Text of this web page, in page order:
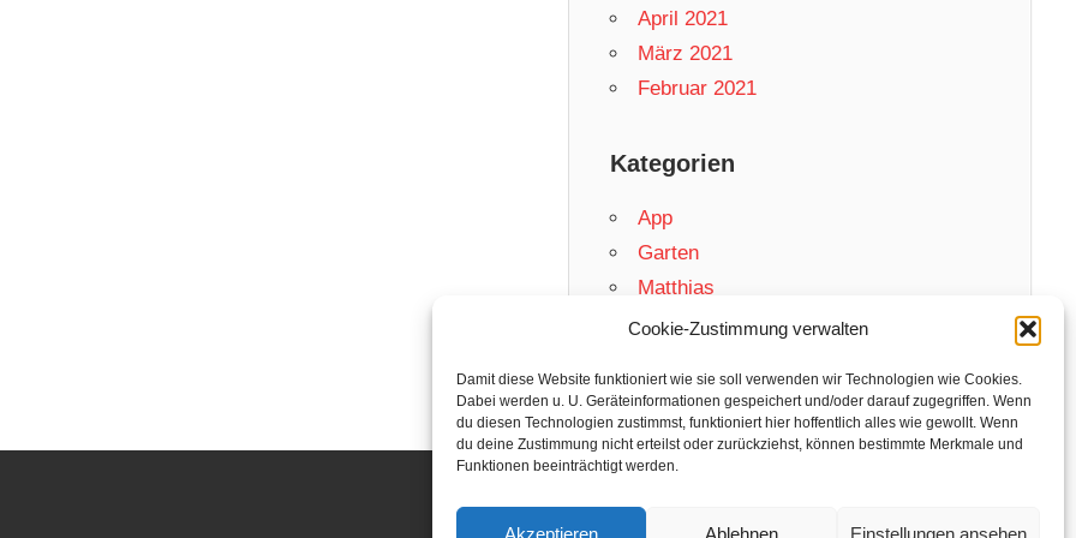
Cookie-Zustimmung verwalten
Damit diese Website funktioniert wie sie soll verwenden wir Technologien wie Cookies.
Dabei werden u. U. Geräteinformationen gespeichert und/oder darauf zugegriffen. Wenn
du diesen Technologien zustimmst, funktioniert hier hoffentlich alles wie gewollt. Wenn
du deine Zustimmung nicht erteilst oder zurückziehst, können bestimmte Merkmale und
Funktionen beeinträchtigt werden.
Akzeptieren Ablehnen Einstellungen ansehen
April 2021
März 2021
Februar 2021
Kategorien
App
Garten
Matthias
Netzwelt
Swift